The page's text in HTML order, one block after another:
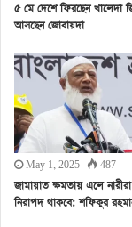
৫ মে দেশে ফিরছেন খালেদা
আসছেন জোবায়দা
May 1, 2025 487
জামায়াত ক্ষমতায় এলে নারীরা
নিরাপদ থাকবে: শফিকুর